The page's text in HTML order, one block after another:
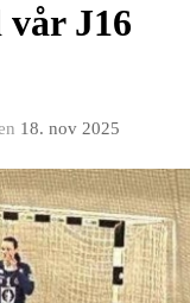
vår J16
18. nov 2025